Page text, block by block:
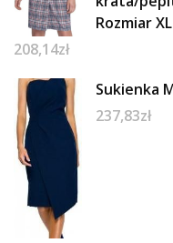
Rozmiar
208,14zł
Sukienka
237,83zł